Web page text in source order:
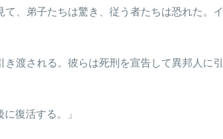
、弟子たちは驚き、従う者たちは恐れた。イ
渡される。彼らは死刑を宣告して異邦人に引
復活する。」